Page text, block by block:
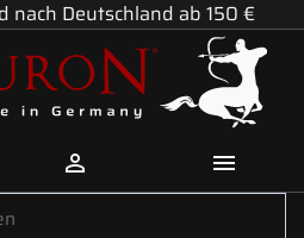
nach Deutschland ab 150 €
 